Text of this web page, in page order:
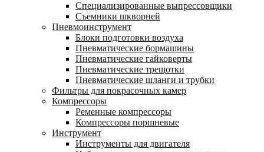
Специализированные выпрессовщики
Cъемники шкворней
Пневмоинструмент
Блоки подготовки воздуха
Пневматические бормашины
Пневматические гайковерты
Пневматические трещотки
Пневматические шланги и трубки
Фильтры для покрасочных камер
Компрессоры
Ременные компрессоры
Компрессоры поршневые
Инструмент
Инструменты для двигателя